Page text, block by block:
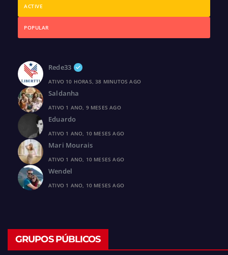
ACTIVE
POPULAR
Rede33
ATIVO 10 HORAS, 38 MINUTOS AGO
Saldanha
ATIVO 1 ANO, 9 MESES AGO
Eduardo
ATIVO 1 ANO, 10 MESES AGO
Mari Mourais
ATIVO 1 ANO, 10 MESES AGO
Wendel
ATIVO 1 ANO, 10 MESES AGO
GRUPOS PÚBLICOS